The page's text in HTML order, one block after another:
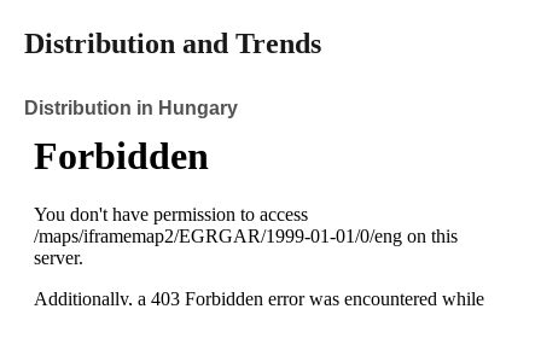
Distribution and Trends
Distribution in Hungary